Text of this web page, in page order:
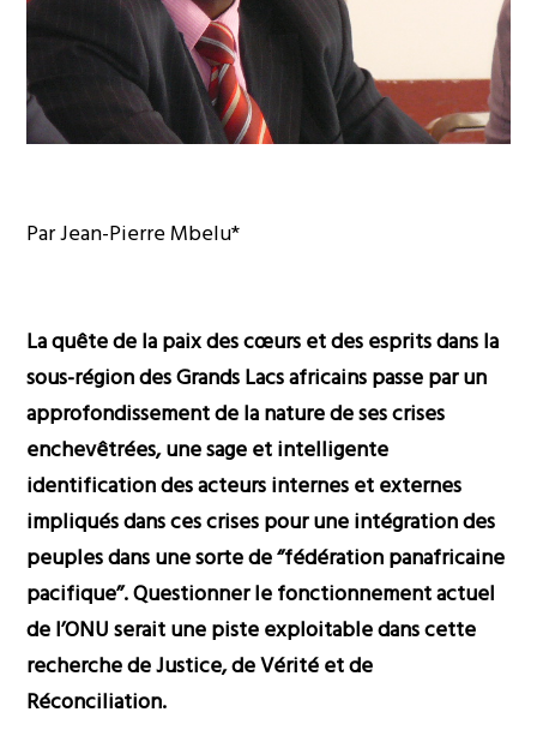
Par Jean-Pierre Mbelu*
La quête de la paix des cœurs et des esprits dans la
sous-région des Grands Lacs africains passe par un
approfondissement de la nature de ses crises
enchevêtrées, une sage et intelligente
identification des acteurs internes et externes
impliqués dans ces crises pour une intégration des
peuples dans une sorte de ‘’fédération panafricaine
pacifique’’. Questionner le fonctionnement actuel
de l’ONU serait une piste exploitable dans cette
recherche de Justice, de Vérité et de
Réconciliation.